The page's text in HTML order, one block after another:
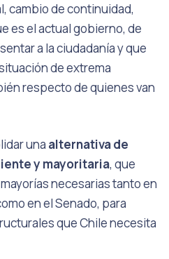
cambio de continuidad,
es el actual gobierno, de
a la ciudadanía y que
de extrema
respecto de quienes van
una alternativa de
y mayoritaria, que
necesarias tanto en
en el Senado, para
que Chile necesita